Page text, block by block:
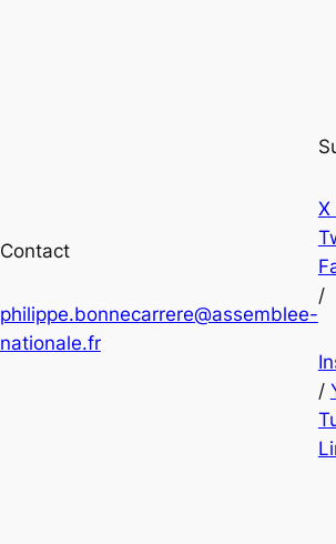
Contact
philippe.bonnecarrere@assemblee-
nationale.fr
X
/
/